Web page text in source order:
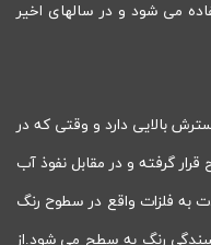
می شود و در سالهای اخیر
بالایی دارد و وقتی که در
گرفته و در مقابل نفوذ آب
به فلزات واقع در سطوح رنگ
رنگ به سطح می شود.از